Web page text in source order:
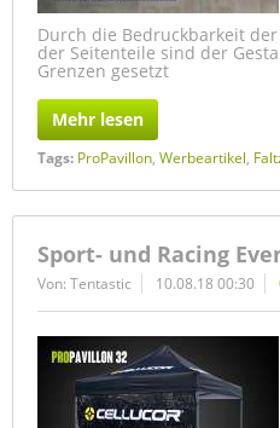
Durch die Bedruckbarkeit
der Seitenteile sind der
Grenzen gesetzt
Mehr lesen
Tags: ProPavillon, Werbeartikel,
Sport- und Racing
Von: Tentastic 10.08.18 00:30